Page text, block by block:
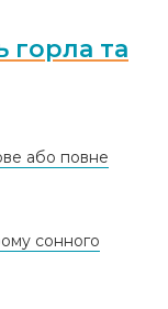
горла та
або повне
сонного